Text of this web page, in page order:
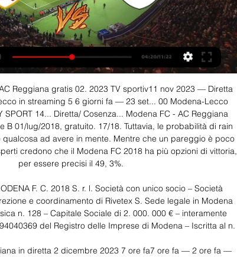
Reggiana gratis 02. 2023 TV sportiv11 nov 2023 — Diretta
in streaming 5 6 giorni fa — 23 set... 00 Modena-Lecco
SPORT 14... Diretta/ Cosenza... Modena FC - AC Reggiana
B 01/lug/2018, gratuito. 17/18. Tuttavia, le probabilità di rain
ad avere in mente. Mentre che un pareggio è poco
credono che il Modena FC 2018 ha più opzioni di vittoria,
per essere precisi il 49, 3%.
F. C. 2018 S. r. l. Società con unico socio – Società
e coordinamento di Rivetex S. Sede legale in Modena
n. 128 – Capitale Sociale di 2. 000. 000 € – interamente
del Registro delle Imprese di Modena – Iscritta al n.
in diretta 2 dicembre 2023 7 ore fa7 ore fa — 2 ore fa —